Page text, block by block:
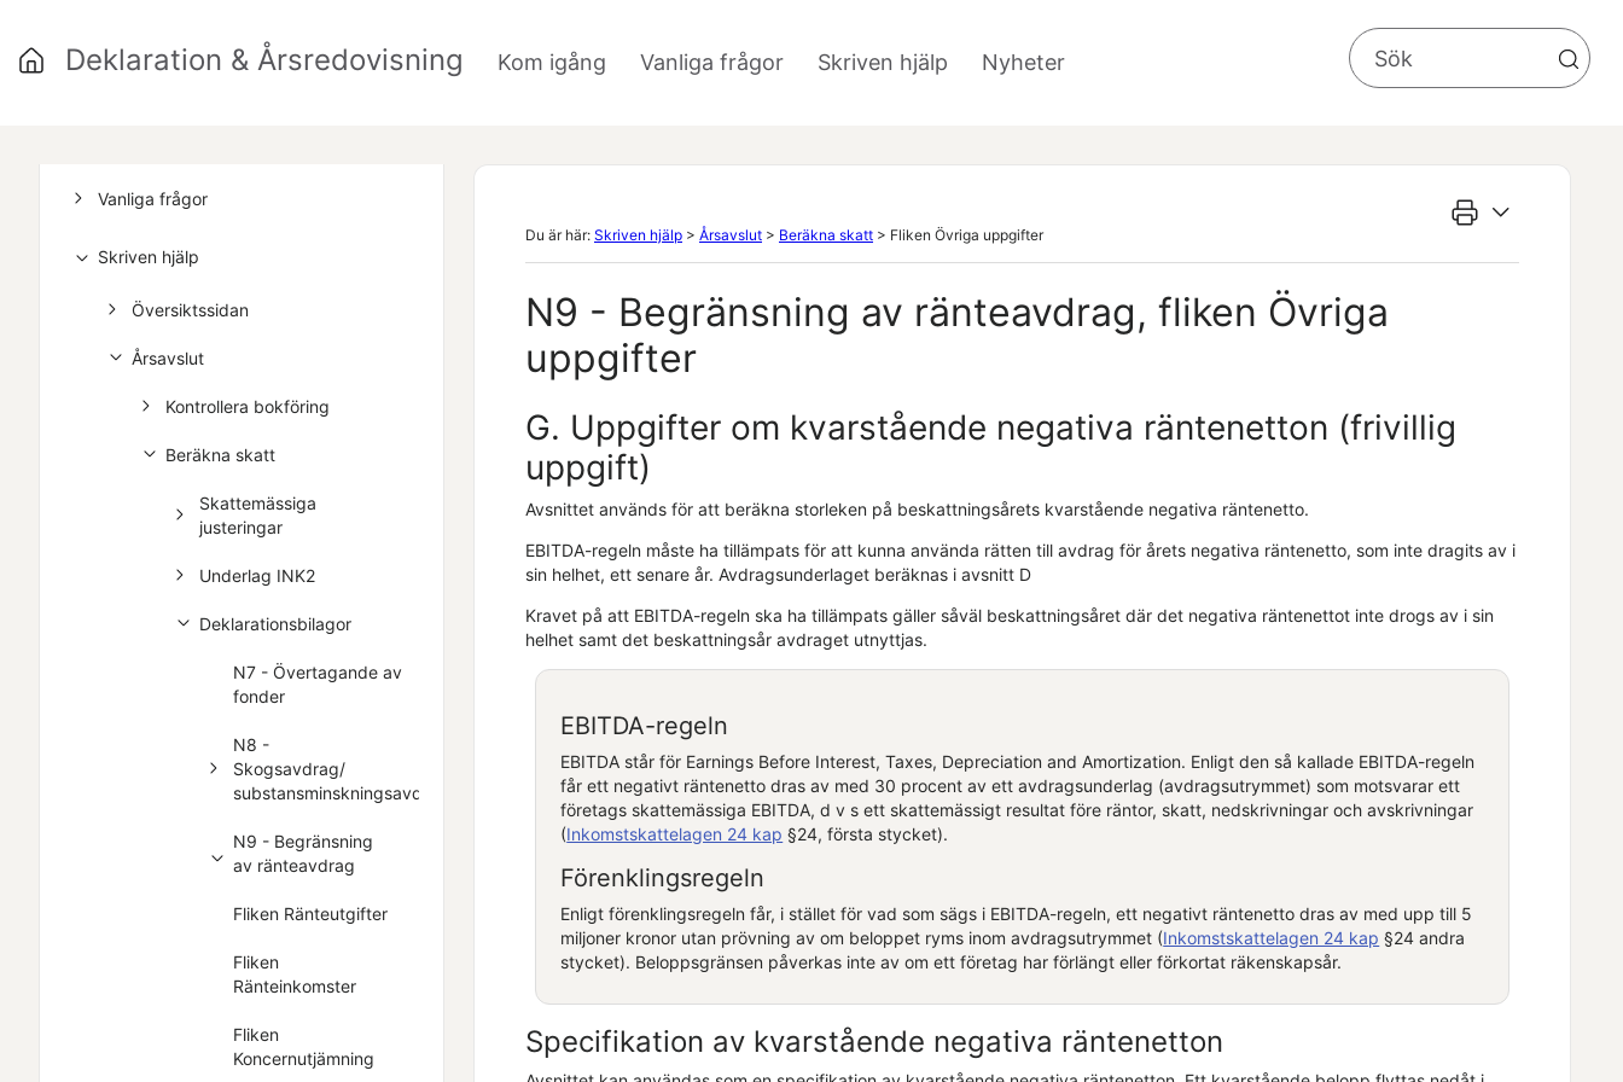
Kom igång Vanliga frågor Skriven hjälp Nyheter
Deklaration & Årsredovisning
Vanliga frågor
Skriven hjälp
Översiktssidan
Årsavslut
Kontrollera bokföring
Beräkna skatt
Skattemässiga
justeringar
Underlag INK2
Deklarationsbilagor
N7 - Övertagande av
fonder
N8 -
Skogsavdrag/
substansminskningsavdrag
N9 - Begränsning
av ränteavdrag
Fliken Ränteutgifter
Fliken
Ränteinkomster
Fliken
Koncernutjämning
Du är här: Skriven hjälp > Årsavslut > Beräkna skatt > Fliken Övriga uppgifter
N9 - Begränsning av ränteavdrag, fliken Övriga
uppgifter
G. Uppgifter om kvarstående negativa räntenetton (frivillig
uppgift)
Avsnittet används för att beräkna storleken på beskattningsårets kvarstående negativa räntenetto.
EBITDA-regeln måste ha tillämpats för att kunna använda rätten till avdrag för årets negativa räntenetto, som inte dragits av i
sin helhet, ett senare år. Avdragsunderlaget beräknas i avsnitt D
Kravet på att EBITDA-regeln ska ha tillämpats gäller såväl beskattningsåret där det negativa räntenettot inte drogs av i sin
helhet samt det beskattningsår avdraget utnyttjas.
EBITDA-regeln
EBITDA står för Earnings Before Interest, Taxes, Depreciation and Amortization. Enligt den så kallade EBITDA-regeln
får ett negativt räntenetto dras av med 30 procent av ett avdragsunderlag (avdragsutrymmet) som motsvarar ett
företags skattemässiga EBITDA, d v s ett skattemässigt resultat före räntor, skatt, nedskrivningar och avskrivningar
(Inkomstskattelagen 24 kap §24, första stycket).
Förenklingsregeln
Enligt förenklingsregeln får, i stället för vad som sägs i EBITDA-regeln, ett negativt räntenetto dras av med upp till 5
miljoner kronor utan prövning av om beloppet ryms inom avdragsutrymmet (Inkomstskattelagen 24 kap §24 andra
stycket). Beloppsgränsen påverkas inte av om ett företag har förlängt eller förkortat räkenskapsår.
Specifikation av kvarstående negativa räntenetton